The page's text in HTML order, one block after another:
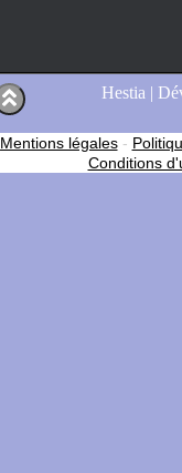
Hestia |
Mentions légales-
Conditions